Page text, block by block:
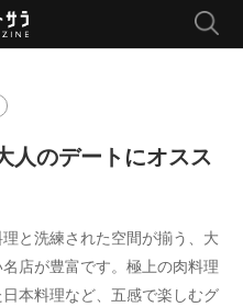
人のデートにオスス
と洗練された空間が揃う、大
店が豊富です。極上の肉料理
本料理など、五感で楽しむグ